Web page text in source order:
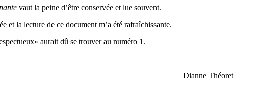
vaut la peine d’être conservée et lue souvent.
et la lecture de ce document m’a été rafraîchissante.
aurait dû se trouver au numéro 1.
Dianne Théoret